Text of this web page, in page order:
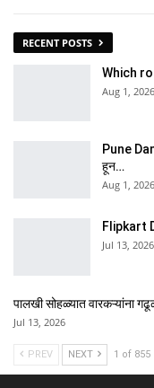
RECENT POSTS
Which
Aug 1, 2026
Pune
हून…
Aug 1, 2026
Flipkart
Jul 13, 2026
पालखी सोहळ्यात वारकऱ्यांना
Jul 13, 2026
PREV NEXT 1 of 855